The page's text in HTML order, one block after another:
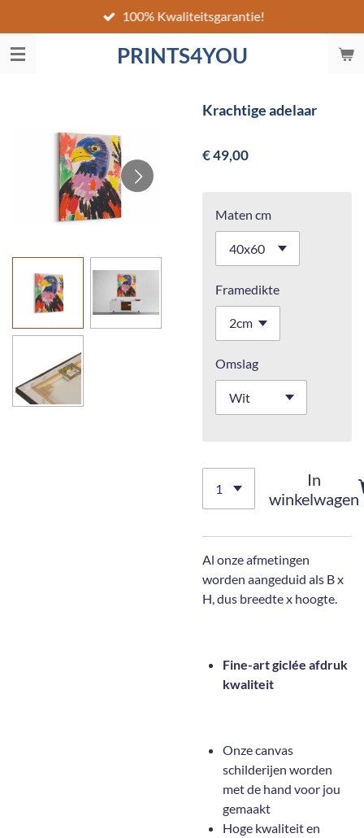
direct
naar
PRINTS4YOU
100% Kwaliteitsgarantie!
Krachtige adelaar
€ 49,00
Maten cm
Framedikte
Omslag
In
winkelwagen
Al onze afmetingen
worden aangeduid als B x
H, dus breedte x hoogte.
Fine-art giclée afdruk
kwaliteit
Onze canvas
schilderijen worden
met de hand voor jou
gemaakt
Hoge kwaliteit en